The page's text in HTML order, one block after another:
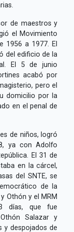
de maestros y
el Movimiento
1956 a 1977. El
del edificio de la
El 5 de junio
acabó por
pero el
domicilio por la
en el penal de
de niños, logró
ya con Adolfo
El 31 de
en la cárcel,
del SNTE, se
de la
Othón y el MRM
días, que fue
Salazar y
y despojados de